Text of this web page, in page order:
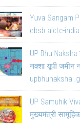
Yuva Sangam
ebsb.aicte-
UP Bhu
नक्शा यूपी जमीन
upbhunaksha
UP Samuhik
मुख्यमंत्री